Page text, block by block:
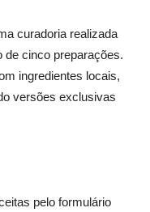
curadoria realizada
de cinco preparações.
ingredientes locais,
versões exclusivas
pelo formulário